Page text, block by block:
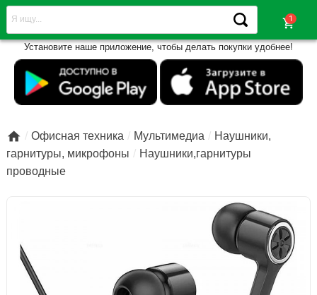
shopping_cart
Установите наше приложение, чтобы делать покупки удобнее!
 Офисная техника Мультимедиа
Наушники,
гарнитуры, микрофоны
Наушники,гарнитуры
проводные